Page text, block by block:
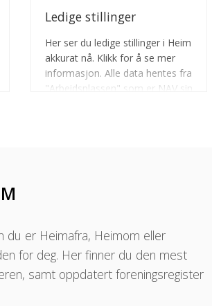
Ledige stillinger
Her ser du ledige stillinger i Heim
akkurat nå. Klikk for å se mer
informasjon. Alle data hentes fra
"Arbeidsplassen" som er NAV sin
er Heimafra, Heimom eller
for deg. Her finner du den mest
samt oppdatert foreningsregister